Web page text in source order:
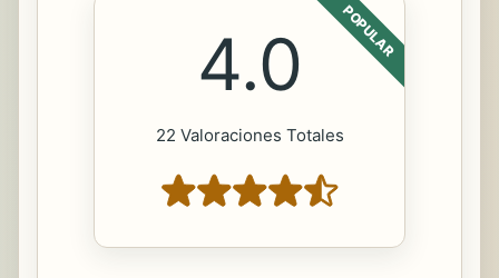
POPULAR
4.0
22 Valoraciones Totales